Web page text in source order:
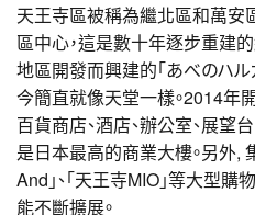
天王寺區被稱為繼北區和萬安
區中心，這是數十年逐步重建
地區開發而興建的「あべのハル
今簡直就像天堂一樣。2014年
百貨商店、酒店、辦公室、展望
是日本最高的商業大樓。另外,
And」、「天王寺MIO」等大型
能不斷擴展。